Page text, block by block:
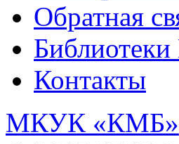
Обратная
Контакты
МКУК «КМБ»